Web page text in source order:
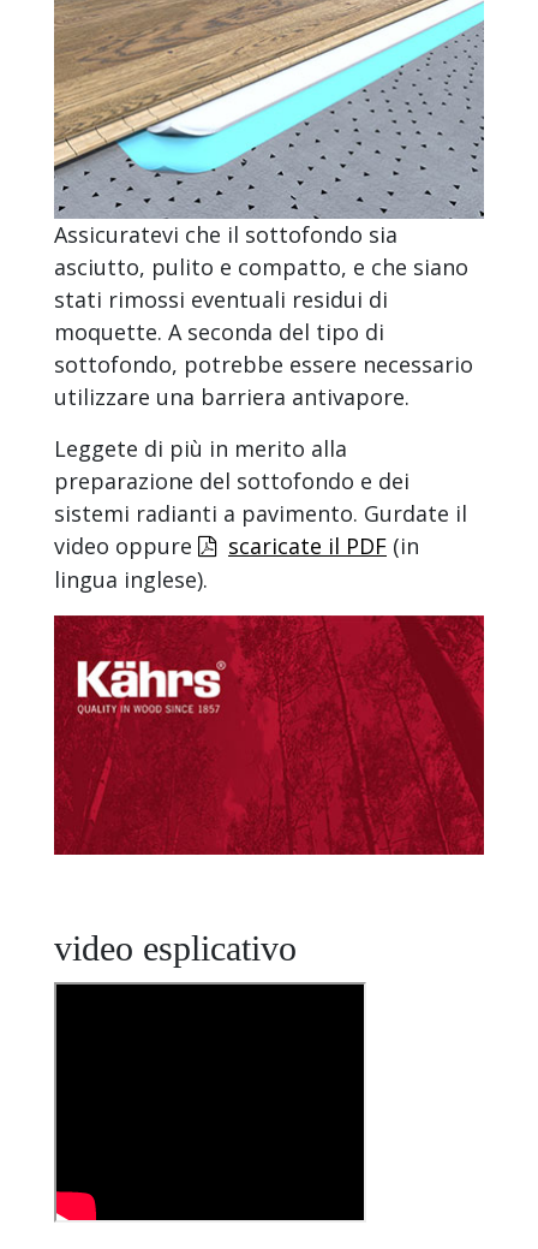
Assicuratevi che il sottofondo sia
asciutto, pulito e compatto, e che siano
stati rimossi eventuali residui di
moquette. A seconda del tipo di
sottofondo, potrebbe essere necessario
utilizzare una barriera antivapore.
Leggete di più in merito alla
preparazione del sottofondo e dei
sistemi radianti a pavimento. Gurdate il
video oppure
scaricate il PDF (in
lingua inglese).
video esplicativo